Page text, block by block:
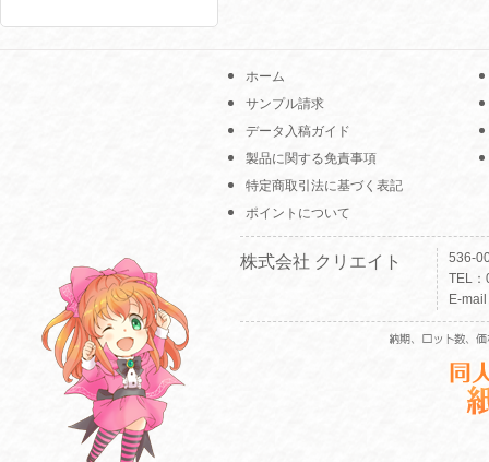
ホーム
サンプル請求
データ入稿ガイド
製品に関する免責事項
特定商取引法に基づく表記
ポイントについて
株式会社 クリエイト
536-
TEL
E-